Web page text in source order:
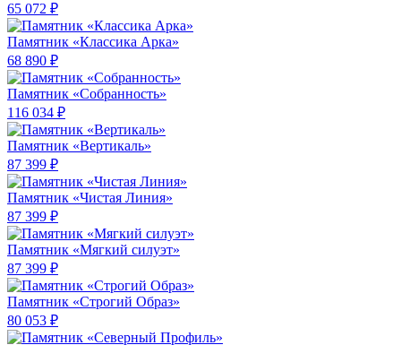
65 072 ₽
Памятник «Классика Арка»
68 890 ₽
Памятник «Собранность»
116 034 ₽
Памятник «Вертикаль»
87 399 ₽
Памятник «Чистая Линия»
87 399 ₽
Памятник «Мягкий силуэт»
87 399 ₽
Памятник «Строгий Образ»
80 053 ₽